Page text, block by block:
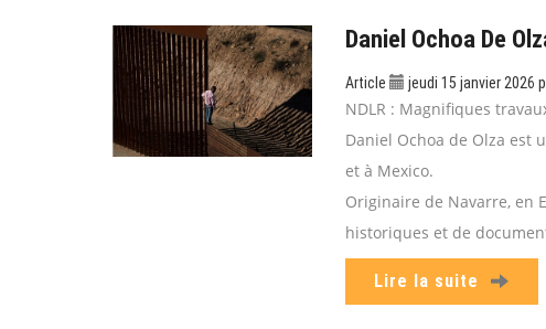
Daniel Ochoa De
Article jeudi 15 janvier 2026
NDLR : Magnifiques
Daniel Ochoa de Olza
et à Mexico.
Originaire de Navarre, en
historiques et de
Lire la suite